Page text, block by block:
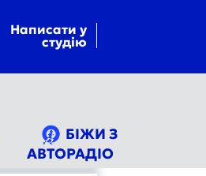
Написати у
студію
БІЖИ З
АВТОРАДІО